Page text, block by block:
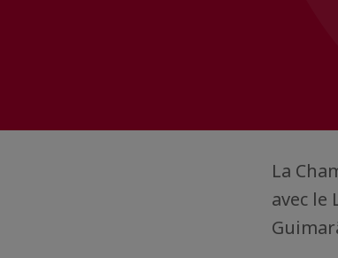
La
avec le